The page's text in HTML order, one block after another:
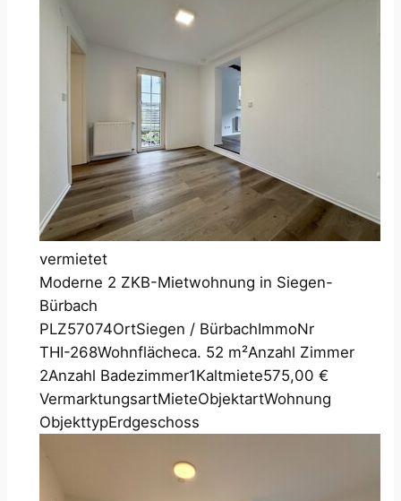
vermietet
Moderne 2 ZKB-Mietwohnung in Siegen-
Bürbach
PLZ57074OrtSiegen / BürbachImmoNr
THI-268Wohnflächeca. 52 m²Anzahl Zimmer
2Anzahl Badezimmer1Kaltmiete575,00 €
VermarktungsartMieteObjektartWohnung
ObjekttypErdgeschoss